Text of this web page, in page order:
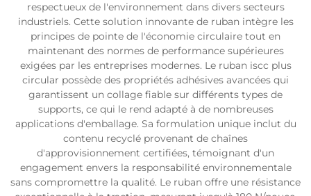
respectueux de l'environnement dans divers secteurs
industriels. Cette solution innovante de ruban intègre les
principes de pointe de l'économie circulaire tout en
maintenant des normes de performance supérieures
exigées par les entreprises modernes. Le ruban iscc plus
circular possède des propriétés adhésives avancées qui
garantissent un collage fiable sur différents types de
supports, ce qui le rend adapté à de nombreuses
applications d'emballage. Sa formulation unique inclut du
contenu recyclé provenant de chaînes
d'approvisionnement certifiées, témoignant d'un
engagement envers la responsabilité environnementale
sans compromettre la qualité. Le ruban offre une résistance